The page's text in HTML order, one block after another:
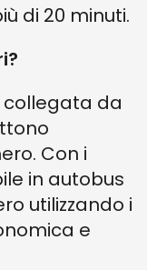
di 20 minuti.
collegata da
Con i
in autobus
utilizzando i
e